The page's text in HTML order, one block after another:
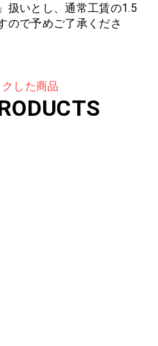
扱いとし、通常工賃の1.5
ので予めご了承くださ
した商品